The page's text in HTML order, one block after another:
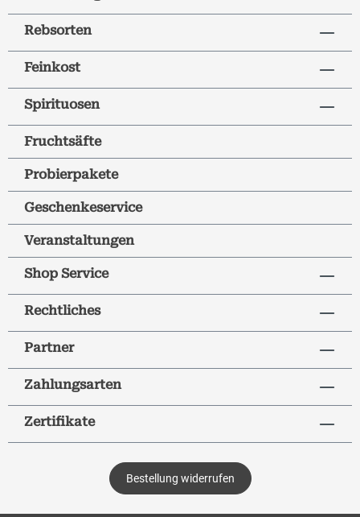
Rebsorten
Feinkost
Spirituosen
Fruchtsäfte
Probierpakete
Geschenkeservice
Veranstaltungen
Shop Service
Rechtliches
Partner
Zahlungsarten
Zertifikate
Bestellung widerrufen